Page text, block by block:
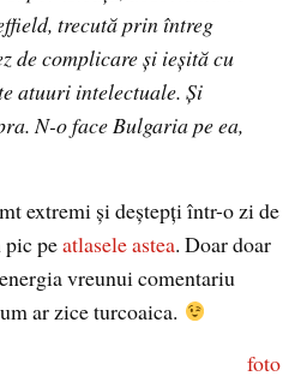
trecută prin întreg
de complicare şi ieşită cu
atuuri intelectuale. Şi
N-o face Bulgaria pe ea,
extremi şi deştepţi într-o zi de
pic peatlasele astea. Doar doar
vreunui comentariu
ar zice turcoaica.
foto